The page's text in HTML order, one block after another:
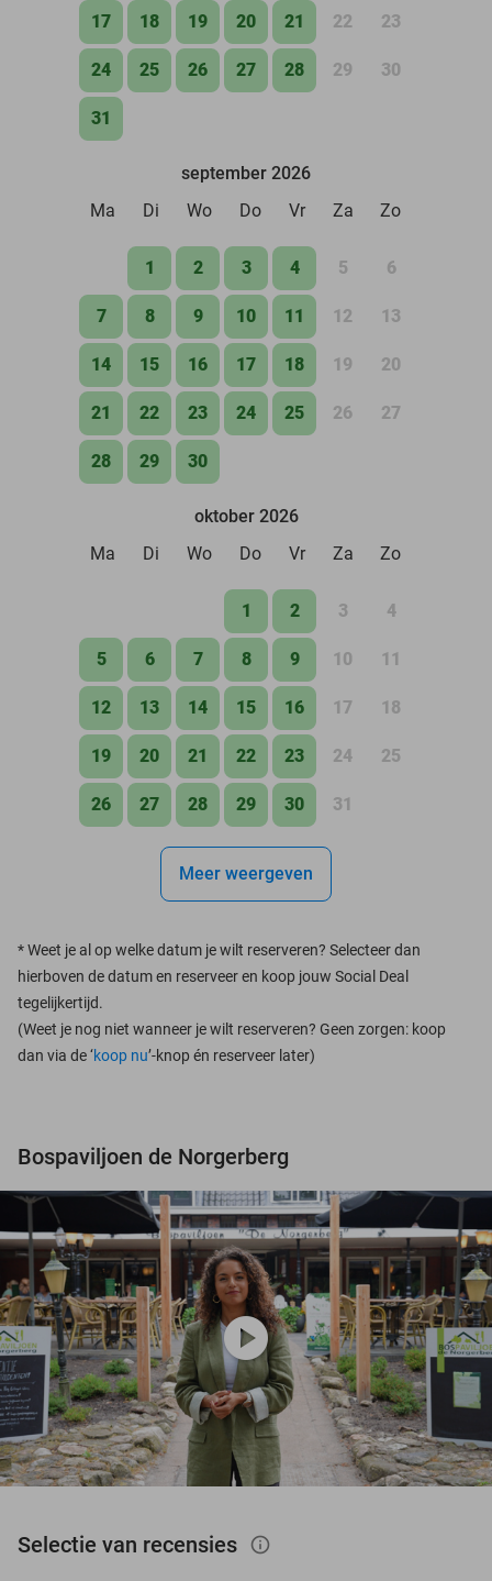
17 18 19 20 21 22 23
24 25 26 27 28 29 30
31
september 2026
Ma
Di Wo Do Vr Za Zo
1 2 3 4 5 6
7 8 9 10 11 12 13
14 15 16 17 18 19 20
21 22 23 24 25 26 27
28 29 30
oktober 2026
Ma
Di Wo Do Vr Za Zo
1 2 3 4
5 6 7 8 9 10 11
12 13 14 15 16 17 18
19 20 21 22 23 24 25
26 27 28 29 30 31
Meer weergeven
*Weet je al op welke datum je wilt reserveren? Selecteer dan
hierboven de datum en reserveer en koop jouw Social Deal
tegelijkertijd.
(Weet je nog niet wanneer je wilt reserveren? Geen zorgen: koop
dan via de ‘koop nu’-knop én reserveer later)
Bospaviljoen de Norgerberg
play_circle
Selectie van recensies info_outlined